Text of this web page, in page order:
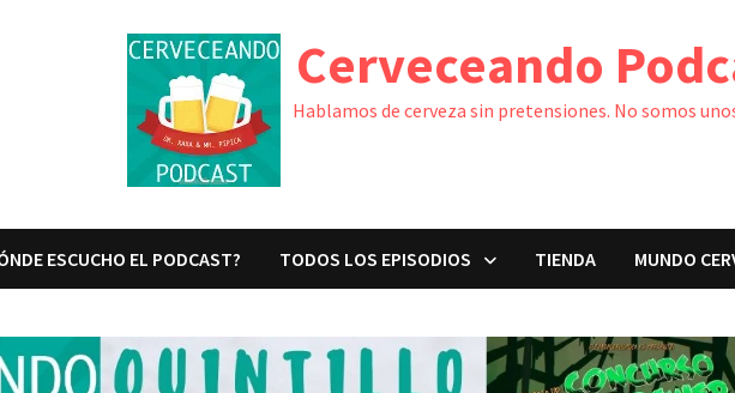
Cerveceando
Hablamos de cerveza sin pretensiones. No somos
ESCUCHO EL PODCAST? TODOS LOS EPISODIOS TIENDA MUNDO